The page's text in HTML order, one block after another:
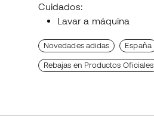
Cuidados:
Lavar a máquina
Novedades adidas España
Rebajas en Productos Oficiales